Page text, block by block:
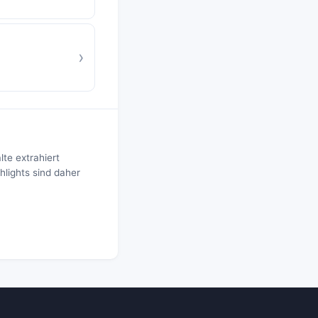
›
extrahiert
sind daher